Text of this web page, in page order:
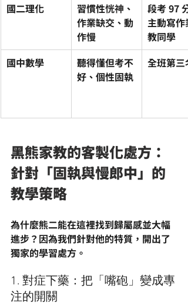
國二理化
習慣性恍神 、
作業缺交、動
作慢
段考 97 分
主動寫作
教同學
國中數學
聽得懂但考不
好、個性固執
全班第三名
黑熊家教的客製化處方：
針對「固執與慢郎中」的
教學策略
為什麼熊二能在這裡找到歸屬感並大幅
進步？因為我們針對他的特質，開出了
獨家的學習處方。
1. 對症下藥：把「嘴砲」變成專
注的開關